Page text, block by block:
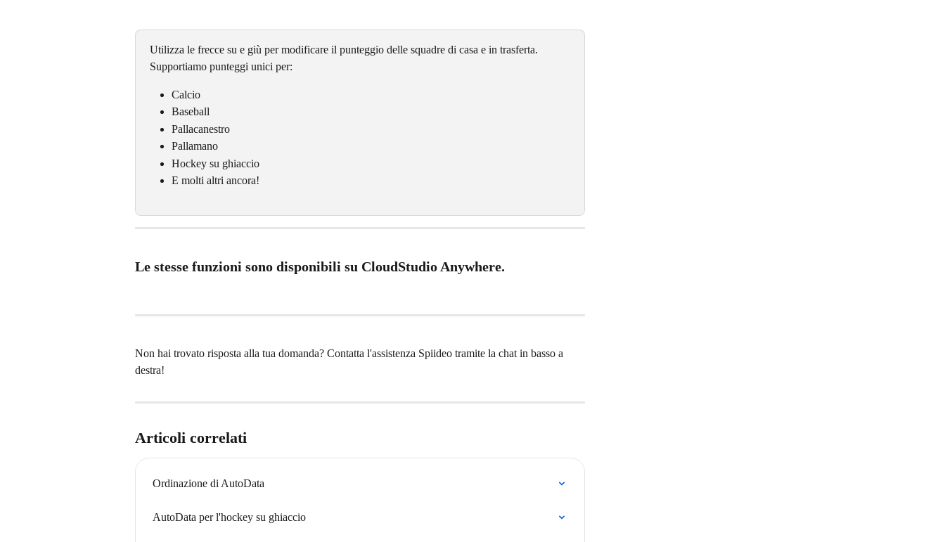
Utilizza le frecce su e giù per modificare il punteggio delle squadre di casa e in trasferta.
Supportiamo punteggi unici per:
Calcio
Baseball
Pallacanestro
Pallamano
Hockey su ghiaccio
E molti altri ancora!
Le stesse funzioni sono disponibili su CloudStudio Anywhere.
Non hai trovato risposta alla tua domanda? Contatta l'assistenza Spiideo tramite la chat in basso a
destra!
Articoli correlati
Ordinazione di AutoData
AutoData per l'hockey su ghiaccio